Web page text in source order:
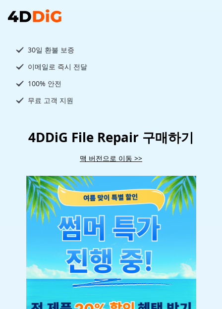
30일 환불 보증
이메일로 즉시 전달
100% 안전
무료 고객 지원
4DDiG File Repair 구매하기
맥 버전으로 이동 >>